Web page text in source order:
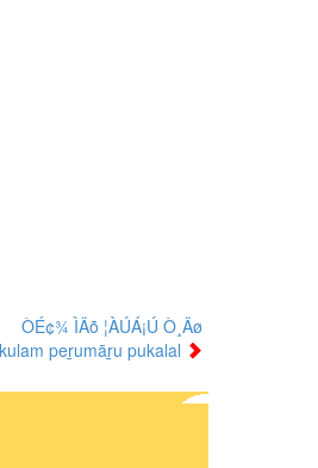
ÒÉ¢¾ ÌÄõ ¦ÀÚÁ¡Ú Ò¸Äø
peṟumāṟu pukalal